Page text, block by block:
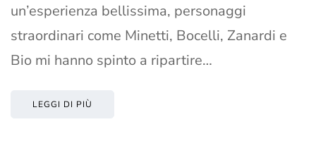
un’esperienza bellissima, personaggi
straordinari come Minetti, Bocelli, Zanardi e
Bio mi hanno spinto a ripartire…
LEGGI DI PIÙ